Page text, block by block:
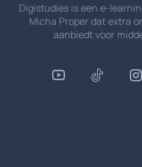
Digistudies is een e-
Micha Proper dat extra
aanbiedt voor